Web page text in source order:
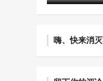
嗨、快来消灭